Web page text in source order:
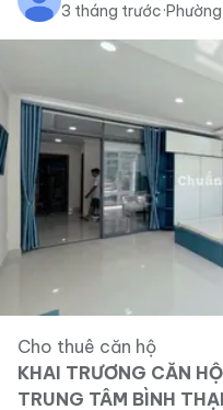
3 tháng trước·
Cho thuê căn hộ
KHAI TRƯƠNG CĂN
TRUNG TÂM BÌNH